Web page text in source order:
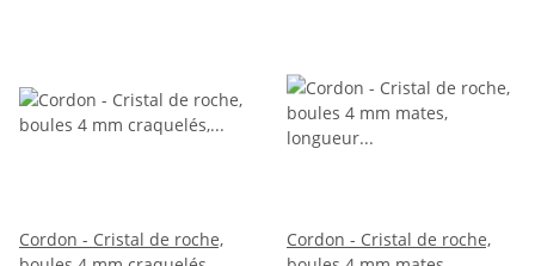
Cordon - Cristal de roche,
Cordon - Cristal de roche,